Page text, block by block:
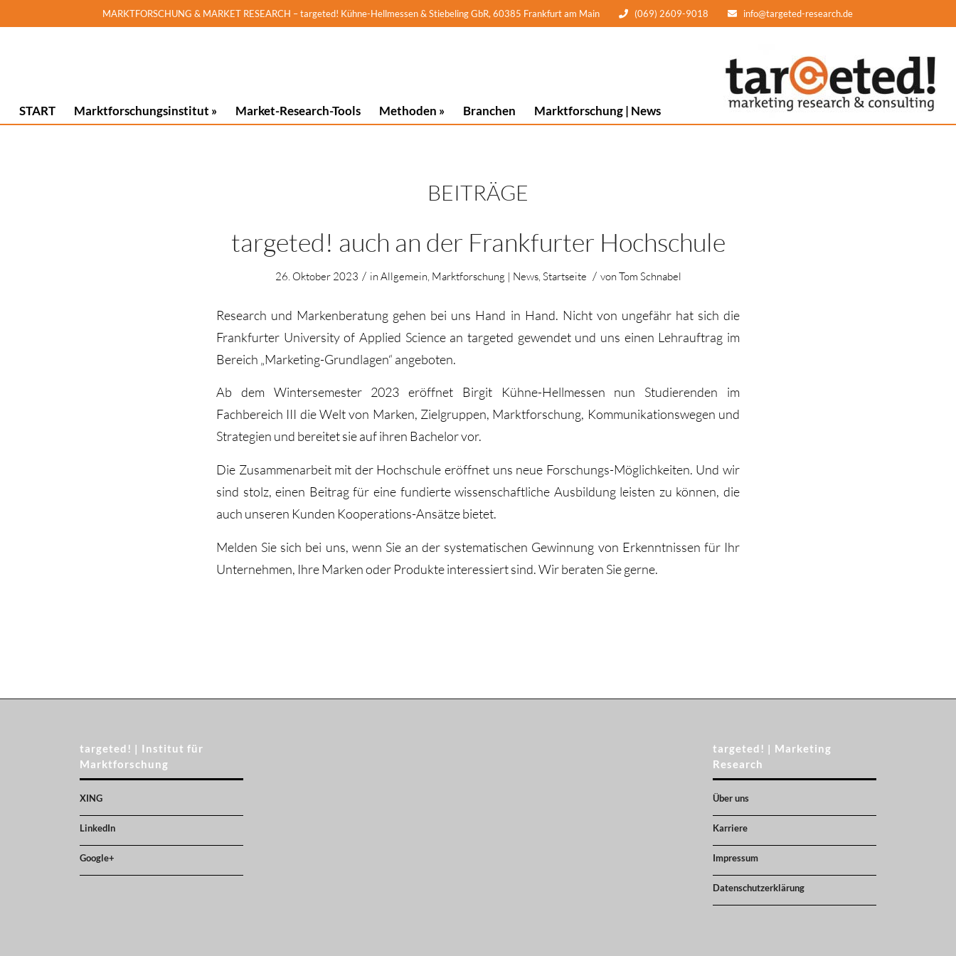
MARKTFORSCHUNG & MARKET RESEARCH – targeted! Kühne-Hellmessen & Stiebeling GbR, 60385 Frankfurt am Main (069) 2609-9018 info@targeted-research.de
START Marktforschungsinstitut » Market-Research-Tools Methoden » Branchen Marktforschung | News
BEITRÄGE
targeted! auch an der Frankfurter Hochschule
26. Oktober 2023 / in Allgemein, Marktforschung | News, Startseite / von Tom Schnabel
Research und Markenberatung gehen bei uns Hand in Hand. Nicht von ungefähr hat sich die
Frankfurter University of Applied Science an targeted gewendet und uns einen Lehrauftrag im
Bereich „Marketing-Grundlagen“ angeboten.
Ab dem Wintersemester 2023 eröffnet Birgit Kühne-Hellmessen nun Studierenden im
Fachbereich III die Welt von Marken, Zielgruppen, Marktforschung, Kommunikationswegen und
Strategien und bereitet sie auf ihren Bachelor vor.
Die Zusammenarbeit mit der Hochschule eröffnet uns neue Forschungs-Möglichkeiten. Und wir
sind stolz, einen Beitrag für eine fundierte wissenschaftliche Ausbildung leisten zu können, die
auch unseren Kunden Kooperations-Ansätze bietet.
Melden Sie sich bei uns, wenn Sie an der systematischen Gewinnung von Erkenntnissen für Ihr
Unternehmen, Ihre Marken oder Produkte interessiert sind. Wir beraten Sie gerne.
targeted! | Institut für
Marktforschung
XING
LinkedIn
Google+
targeted! | Marketing
Research
Über uns
Karriere
Impressum
Datenschutzerklärung